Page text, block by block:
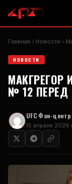
Главная Новости
НОВОСТИ
МАКГРЕГОР
№ 12
UFCФан-центр
15 апреля 2026